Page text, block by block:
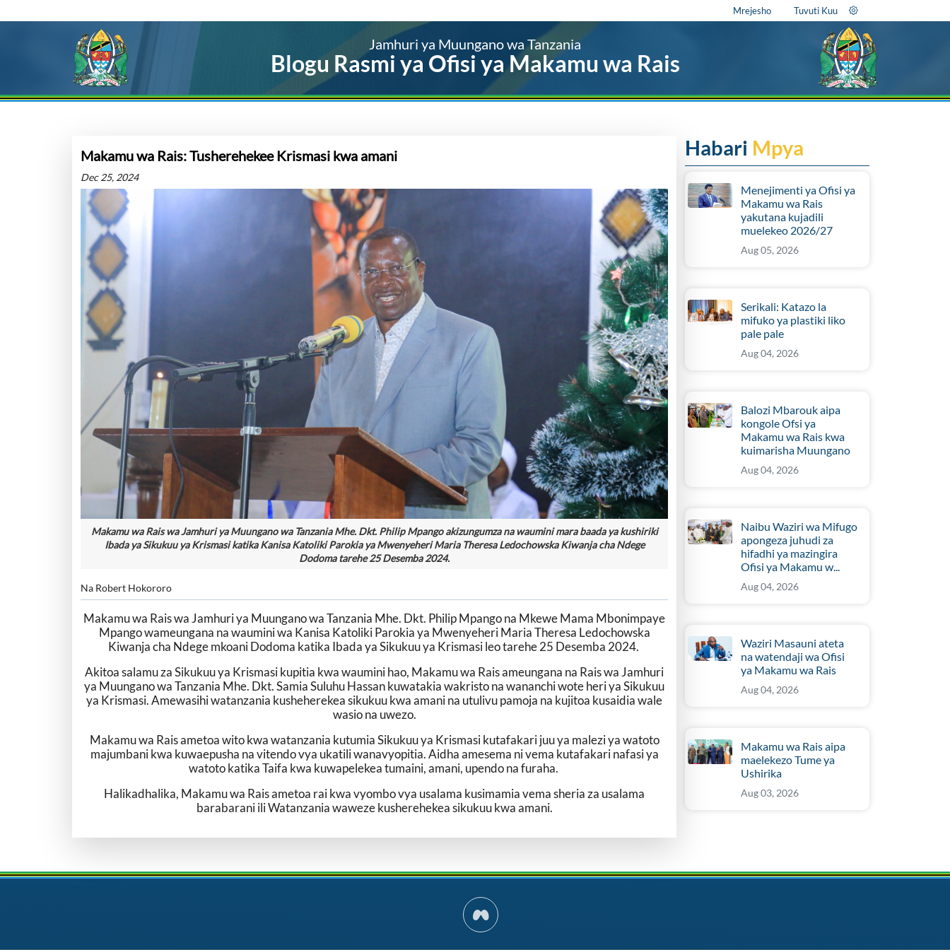
Mrejesho Tuvuti Kuu
Jamhuri ya Muungano wa Tanzania
Blogu Rasmi ya Ofisi ya Makamu wa Rais
Makamu wa Rais: Tusherehekee Krismasi kwa amani
Dec 25, 2024
Makamu wa Rais wa Jamhuri ya Muungano wa Tanzania Mhe. Dkt. Philip Mpango akizungumza na waumini mara baada ya kushiriki
Ibada ya Sikukuu ya Krismasi katika Kanisa Katoliki Parokia ya Mwenyeheri Maria Theresa Ledochowska Kiwanja cha Ndege
Dodoma tarehe 25 Desemba 2024.
Na Robert Hokororo
Makamu wa Rais wa Jamhuri ya Muungano wa Tanzania Mhe. Dkt. Philip Mpango na Mkewe Mama Mbonimpaye
Mpango wameungana na waumini wa Kanisa Katoliki Parokia ya Mwenyeheri Maria Theresa Ledochowska
Kiwanja cha Ndege mkoani Dodoma katika Ibada ya Sikukuu ya Krismasi leo tarehe 25 Desemba 2024.
Akitoa salamu za Sikukuu ya Krismasi kupitia kwa waumini hao, Makamu wa Rais ameungana na Rais wa Jamhuri
ya Muungano wa Tanzania Mhe. Dkt. Samia Suluhu Hassan kuwatakia wakristo na wananchi wote heri ya Sikukuu
ya Krismasi. Amewasihi watanzania kusheherekea sikukuu kwa amani na utulivu pamoja na kujitoa kusaidia wale
wasio na uwezo.
Makamu wa Rais ametoa wito kwa watanzania kutumia Sikukuu ya Krismasi kutafakari juu ya malezi ya watoto
majumbani kwa kuwaepusha na vitendo vya ukatili wanavyopitia. Aidha amesema ni vema kutafakari nafasi ya
watoto katika Taifa kwa kuwapelekea tumaini, amani, upendo na furaha.
Halikadhalika, Makamu wa Rais ametoa rai kwa vyombo vya usalama kusimamia vema sheria za usalama
barabarani ili Watanzania waweze kusherehekea sikukuu kwa amani.
Habari Mpya
Menejimenti ya Ofisi ya
Makamu wa Rais
yakutana kujadili
muelekeo 2026/27
Aug 05, 2026
Serikali: Katazo la
mifuko ya plastiki liko
pale pale
Aug 04, 2026
Balozi Mbarouk aipa
kongole Ofsi ya
Makamu wa Rais kwa
kuimarisha Muungano
Aug 04, 2026
Naibu Waziri wa Mifugo
apongeza juhudi za
hifadhi ya mazingira
Ofisi ya Makamu w...
Aug 04, 2026
Waziri Masauni ateta
na watendaji wa Ofisi
ya Makamu wa Rais
Aug 04, 2026
Makamu wa Rais aipa
maelekezo Tume ya
Ushirika
Aug 03, 2026